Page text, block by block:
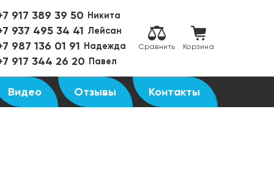
917 389 39 50 Никита
937 495 34 41 Лейсан
987 136 01 91 Надежда
917 344 26 20 Павел
Сравнить Корзина
Видео Отзывы Контакты